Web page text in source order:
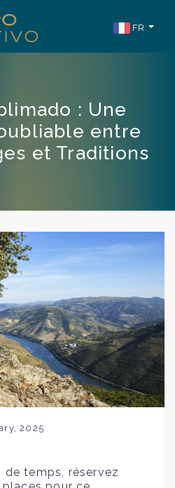
FR
: Une
entre
et Traditions
2025
de temps, réservez